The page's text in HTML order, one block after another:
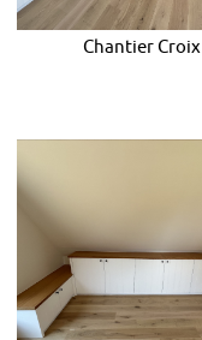
Chantier Croix